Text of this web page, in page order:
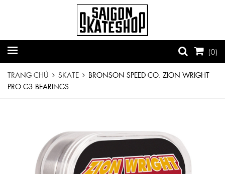
(0)
TRANG CHỦ SKATE
BRONSON SPEED CO. ZION WRIGHT
PRO G3 BEARINGS